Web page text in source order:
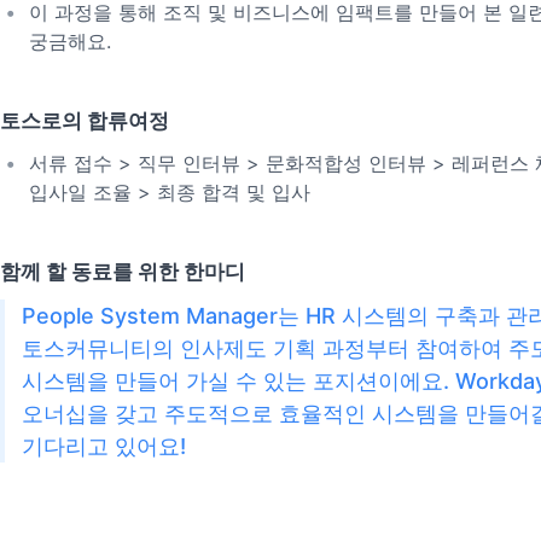
이 과정을 통해 조직 및 비즈니스에 임팩트를 만들어 본 일
궁금해요.
토스로의 합류여정
서류 접수 > 직무 인터뷰 > 문화적합성 인터뷰 > 레퍼런스
입사일 조율 > 최종 합격 및 입사
함께 할 동료를 위한 한마디
People System Manager는 HR 시스템의 구축과 관
토스커뮤니티의 인사제도 기획 과정부터 참여하여 주
시스템을 만들어 가실 수 있는 포지션이에요.
오너십을 갖고 주도적으로 효율적인 시스템을 만들어
기다리고 있어요!